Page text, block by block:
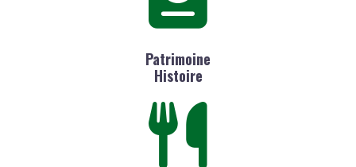
Patrimoine
Histoire